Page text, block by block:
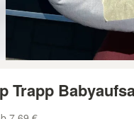
Trapp